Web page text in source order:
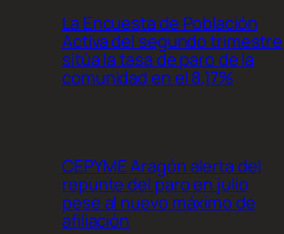
La Encuesta de Población
Activa del segundo trimestre
sitúa la tasa de paro de la
comunidad en el 8,17%
CEPYME Aragón alerta del
repunte del paro en julio
pese al nuevo máximo de
afiliación